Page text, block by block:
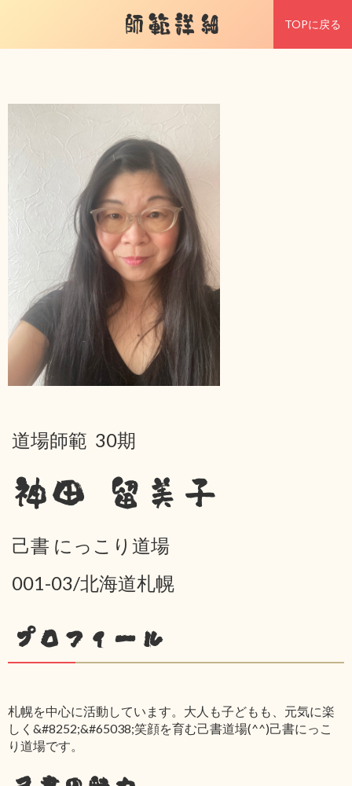
師範詳細 TOPに戻る
道場師範 30期
神田 留美子
己書 にっこり道場
001-03/北海道札幌
プロフィール
札幌を中心に活動しています。大人も子どもも、元気に楽
しく&#8252;&#65038;笑顔を育む己書道場(^^)己書にっこ
り道場です。